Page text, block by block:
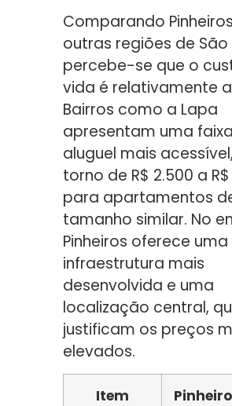
Comparando
outras regiões de São
percebe-se que o
vida é relativamente
Bairros como a Lapa
apresentam uma
aluguel mais
torno de R$ 2.500 a
para apartamentos
tamanho similar. No
Pinheiros oferece uma
infraestrutura mais
desenvolvida e uma
localização central,
justificam os preços
elevados.
Item